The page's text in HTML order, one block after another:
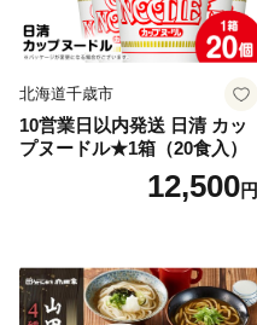
北海道千歳市
10営業日以内発送 日清 カッ
プヌードル★1箱（20食入）
12,500円